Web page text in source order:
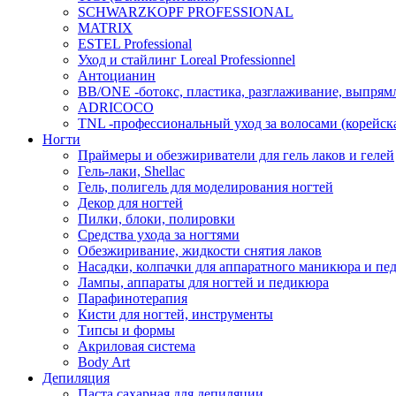
SCHWARZKOPF PROFESSIONAL
MATRIX
ESTEL Professional
Уход и стайлинг Loreal Professionnel
Антоцианин
BB/ONE -ботокс, пластика, разглаживание,
ADRICOCO
TNL -профессиональный уход за волосами
Ногти
Праймеры и обезжириватели для гель лаков и гелей
Гель-лаки, Shellac
Гель, полигель для моделирования ногтей
Декор для ногтей
Пилки, блоки, полировки
Средства ухода за ногтями
Обезжиривание, жидкости снятия лаков
Насадки, колпачки для аппаратного маникюра и
Лампы, аппараты для ногтей и педикюра
Парафинотерапия
Кисти для ногтей, инструменты
Типсы и формы
Акриловая система
Body Art
Депиляция